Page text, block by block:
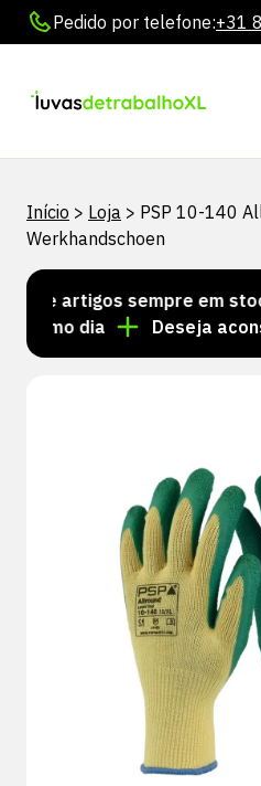
Pedido por telefone:+31
Início > Loja > PSP 10-140
Werkhandschoen
de artigos sempre em stock!
dia
Deseja